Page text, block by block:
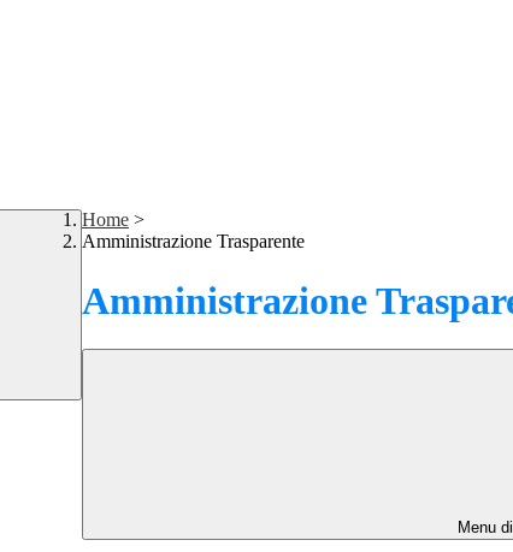
Home >
Amministrazione Trasparente
Amministrazione
Menu